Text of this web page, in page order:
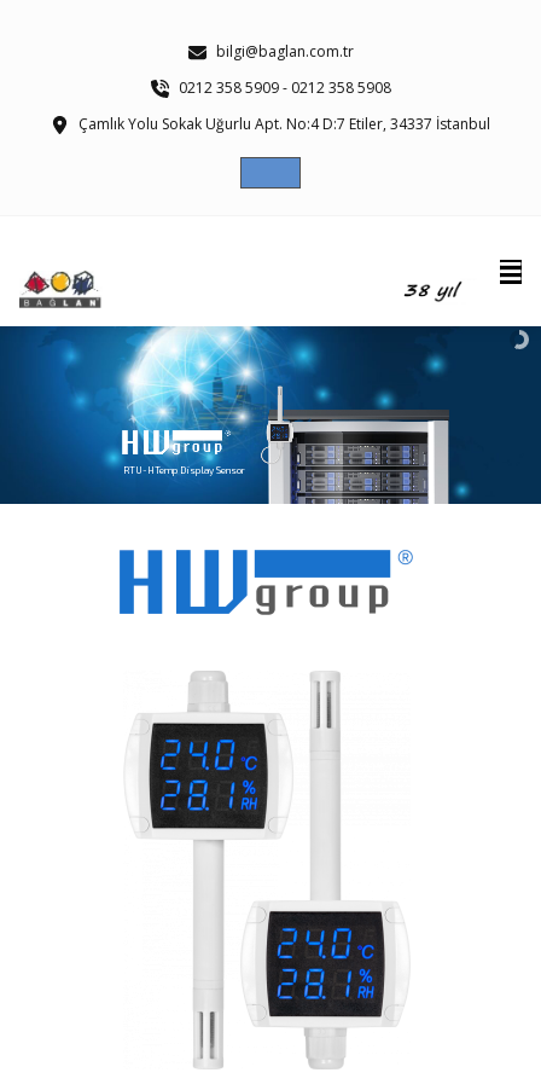
bilgi@baglan.com.tr
0212 358 5909 - 0212 358 5908
Çamlık Yolu Sokak Uğurlu Apt. No:4 D:7 Etiler, 34337 İstanbul
RTU-HTemp Display Sensor